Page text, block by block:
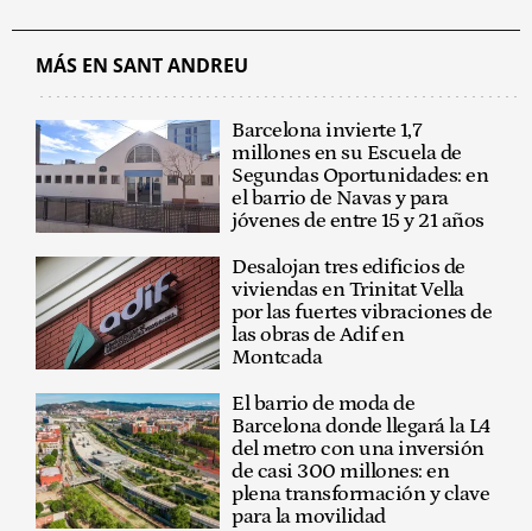
MÁS EN SANT ANDREU
Barcelona invierte 1,7
millones en su Escuela de
Segundas Oportunidades: en
el barrio de Navas y para
jóvenes de entre 15 y 21 años
Desalojan tres edificios de
viviendas en Trinitat Vella
por las fuertes vibraciones de
las obras de Adif en
Montcada
El barrio de moda de
Barcelona donde llegará la L4
del metro con una inversión
de casi 300 millones: en
plena transformación y clave
para la movilidad